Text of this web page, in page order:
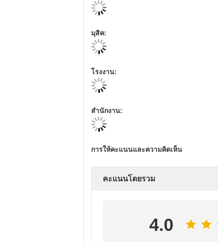
มุสิค:
โรงงาน:
สํานักงาน:
การให้คะแนนและความคิดเห็น
คะแนนโดยรวม
4.0